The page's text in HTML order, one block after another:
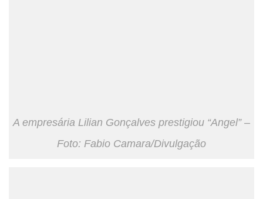
A empresária Lilian Gonçalves prestigiou “Angel” –
Foto: Fabio Camara/Divulgação